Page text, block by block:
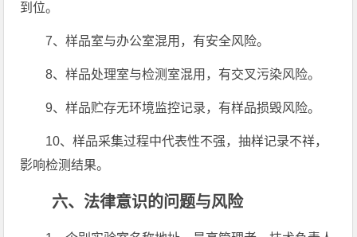
到位。
7、样品室与办公室混用，有安全风险。
8、样品处理室与检测室混用，有交叉污染风险。
9、样品贮存无环境监控记录，有样品损毁风险。
10、样品采集过程中代表性不强，抽样记录不祥，
影响检测结果。
六、法律意识的问题与风险